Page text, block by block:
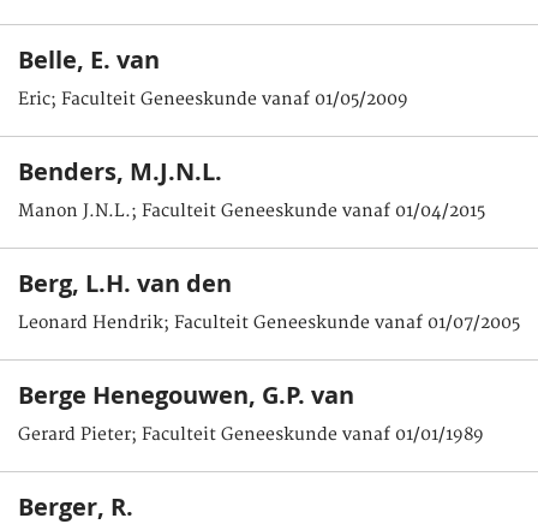
Belle, E. van
Eric; Faculteit Geneeskunde vanaf 01/05/2009
Benders, M.J.N.L.
Manon J.N.L.; Faculteit Geneeskunde vanaf 01/04/2015
Berg, L.H. van den
Leonard Hendrik; Faculteit Geneeskunde vanaf 01/07/2005
Berge Henegouwen, G.P. van
Gerard Pieter; Faculteit Geneeskunde vanaf 01/01/1989
Berger, R.